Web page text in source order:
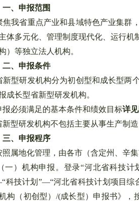
一、申报范围
我省重点产业和县域特色产业集群，
体多元化、管理制度现代化、运行
）等独立法人机构。
二、申报条件
型研发机构分为初创型和成长型两
成长型省新型研发机构。
必须满足的基本条件和绩效目标详
型研发机构不包括主要从事生产制造
三、申报程序
属地化管理，由各市（含定州、辛集
）机构申报。登录“河北省科技计
科技计划”—“河北省科技计划项目综
构（初创型）/(成长型）申报书》，